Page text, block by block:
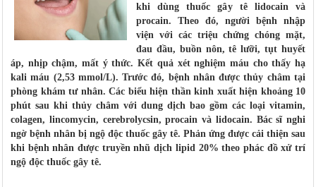
khi dùng thuốc gây tê lidocain và
procain. Theo đó, người bệnh nhập
viện với các triệu chứng chóng mặt,
đau đầu, buồn nôn, tê lưỡi, tụt huyết
áp, nhịp chậm, mất ý thức. Kết quả xét nghiệm máu cho thấy hạ
kali máu (2,53 mmol/L). Trước đó, bệnh nhân được thủy châm tại
phòng khám tư nhân. Các biểu hiện thần kinh xuất hiện khoảng 10
phút sau khi thủy châm với dung dịch bao gồm các loại vitamin,
colagen, lincomycin, cerebrolycsin, procain và lidocain. Bác sĩ nghi
ngờ bệnh nhân bị ngộ độc thuốc gây tê. Phản ứng được cải thiện sau
khi bệnh nhân được truyền nhũ dịch lipid 20% theo phác đồ xử trí
ngộ độc thuốc gây tê.